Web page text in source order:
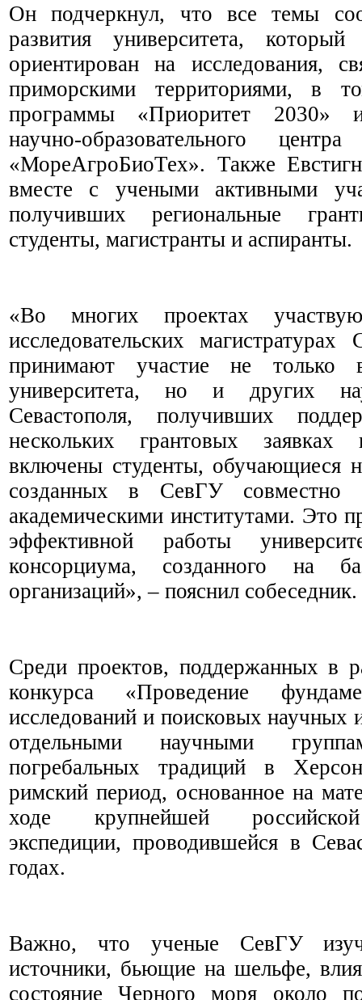
Он подчеркнул, что все темы
развития университета,
ориентирован на исследования,
приморскими территориями, в
программы «Приоритет 2030» и
научно-образовательного
«МореАгроБиоТех». Также
вместе с учеными активными
получивших региональные
студенты, магистранты и аспиранты.
«Во многих проектах
исследовательских
принимают участие не только
университета, но и других
Севастополя, получивших
нескольких грантовых
включены студенты, обучающиеся
созданных в СевГУ совместно с
академическими институтами. Это
эффективной работы
консорциума, созданного на
организаций», – пояснил собеседник.
Среди проектов, поддержанных в
конкурса «Проведение
исследований и поисковых научных
отдельными научными
погребальных традиций в
римский период, основанное на
ходе крупнейшей российской
экспедиции, проводившейся в
годах.
Важно, что ученые СевГУ
источники, бьющие на шельфе,
состояние Черного моря около